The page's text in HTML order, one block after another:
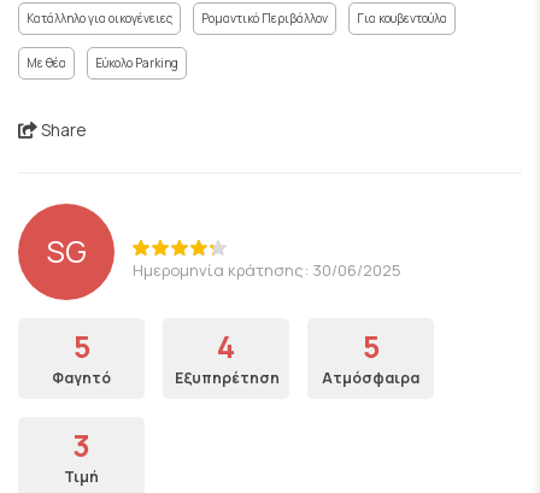
Κατάλληλο για οικογένειες Ρομαντικό Περιβάλλον Για κουβεντούλα
Με θέα Εύκολο Parking
Share
SG Ημερομηνία κράτησης: 30/06/2025
5
Φαγητό
4
Εξυπηρέτηση
5
Ατμόσφαιρα
3
Τιμή